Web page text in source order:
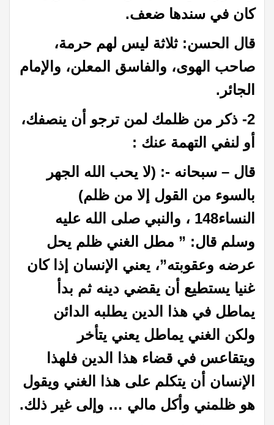
كان في سندها ضعف.
قال الحسن: ثلاثة ليس لهم حرمة،
صاحب الهوى، والفاسق المعلن، والإمام
الجائر.
2- ذكر من ظلمك لمن ترجو أن ينصفك،
أو لنفي التهمة عنك :
قال – سبحانه -: (لا يحب الله الجهر
بالسوء من القول إلا من ظلم)
النساء148 ، والنبي صلى الله عليه
وسلم قال: ” مطل الغني ظلم يحل
عرضه وعقوبته”، يعني الإنسان إذا كان
غنيا يستطيع أن يقضي دينه ثم بدأ
يماطل في هذا الدين يطلبه الدائن
ولكن الغني يماطل يعني يتأخر
ويتقاعس في قضاء هذا الدين فلهذا
الإنسان أن يتكلم على هذا الغني ويقول
هو ظلمني وأكل مالي … وإلى غير ذلك.